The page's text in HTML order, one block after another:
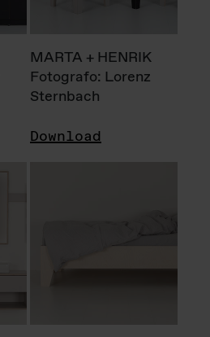
MARTA + HENRIK
Fotografo: Lorenz
Sternbach
Download